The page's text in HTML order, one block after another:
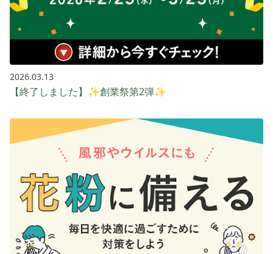
2026.03.13
【終了しました】✨創業祭第2弾✨